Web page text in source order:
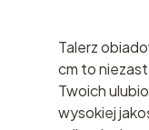
Talerz
cm to
Twoich
wysokiej